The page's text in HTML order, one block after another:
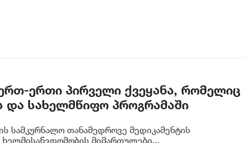
ერთი პირველი ქვეყანა, რომელიც
და სახელმწიფო პროგრამაში
სამკურნალო თანამედროვე მედიკამენტის
ხელმისაწვდომობის მიმართულები...